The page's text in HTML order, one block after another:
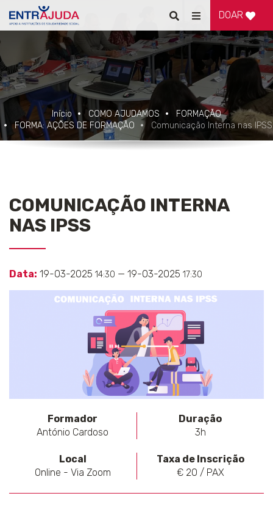
Pesquisar
Alternar
de
navegação
DOAR
Início COMO AJUDAMOS
FORMAÇÃO
FORMA: AÇÕES DE FORMAÇÃO
Comunicação Interna nas IPSS
COMUNICAÇÃO INTERNA
NAS IPSS
Data: 19-03-2025 14:30 — 19-03-2025 17:30
Formador
António Cardoso
Duração
3h
Local
Online - Via Zoom
Taxa de Inscrição
€ 20 / PAX